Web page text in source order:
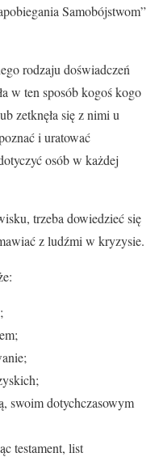
Samobójstwom”
rodzaju doświadczeń
w ten sposób kogoś kogo
zetknęła się z nimi u
i uratować
osób w każdej
trzeba dowiedzieć się
z ludźmi w kryzysie.
swoim dotychczasowym
testament, list